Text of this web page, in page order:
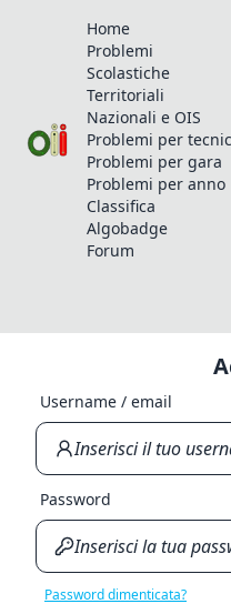
Home
Problemi
Scolastiche
Territoriali
Nazionali e OIS
Problemi per
Problemi per gara
Problemi per anno
Classifica
Algobadge
Forum
Username / email
Password
Password dimenticata?